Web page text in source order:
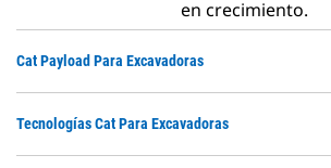
en crecimiento.
Cat Payload Para Excavadoras
Tecnologías Cat Para Excavadoras